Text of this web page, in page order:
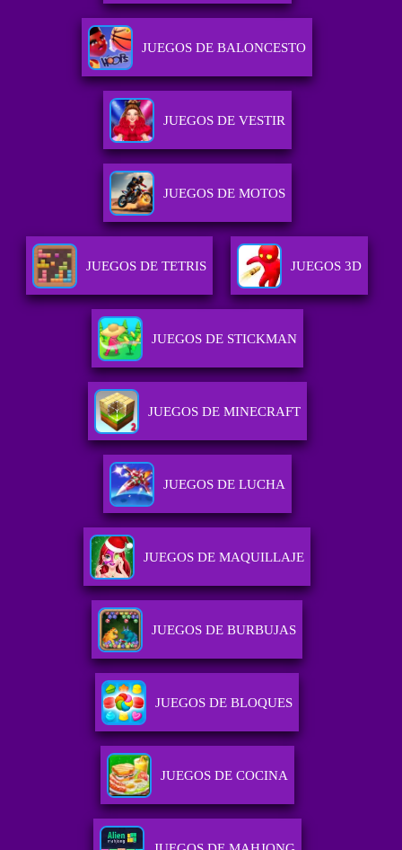
JUEGOS DE BALONCESTO
JUEGOS DE VESTIR
JUEGOS DE MOTOS
JUEGOS DE TETRIS JUEGOS 3D
JUEGOS DE STICKMAN
JUEGOS DE MINECRAFT
JUEGOS DE LUCHA
JUEGOS DE MAQUILLAJE
JUEGOS DE BURBUJAS
JUEGOS DE BLOQUES
JUEGOS DE COCINA